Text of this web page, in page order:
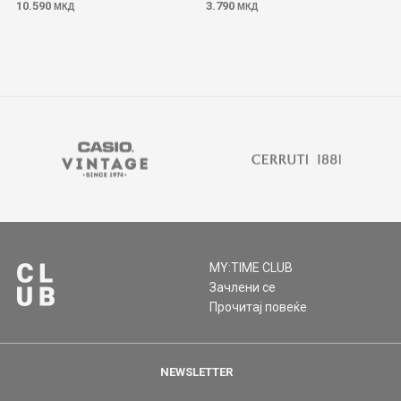
10.590 МКД 3.790 МКД
MY:TIME CLUB
Зачлени се
Прочитај повеќе
NEWSLETTER